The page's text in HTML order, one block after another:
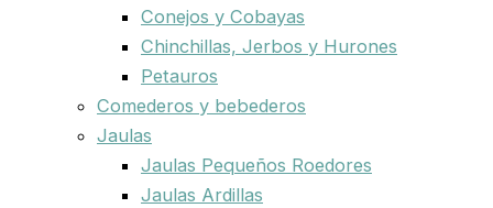
Conejos y Cobayas
Chinchillas, Jerbos y Hurones
Petauros
Comederos y bebederos
Jaulas
Jaulas Pequeños Roedores
Jaulas Ardillas